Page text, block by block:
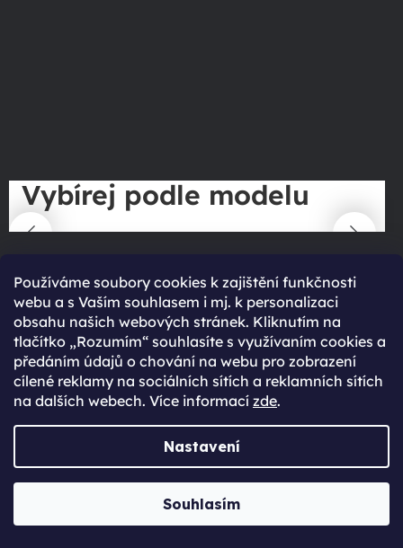
Používáme soubory cookies k zajištění funkčnosti
webu a s Vaším souhlasem i mj. k personalizaci
obsahu našich webových stránek. Kliknutím na
tlačítko „Rozumím“ souhlasíte s využívaním cookies a
předáním údajů o chování na webu pro zobrazení
cílené reklamy na sociálních sítích a reklamních sítích
na dalších webech. Více informací zde.
Nastavení
Souhlasím
Vybírej podle modelu
Novinky ze světa technologií
Přejít do magazínu